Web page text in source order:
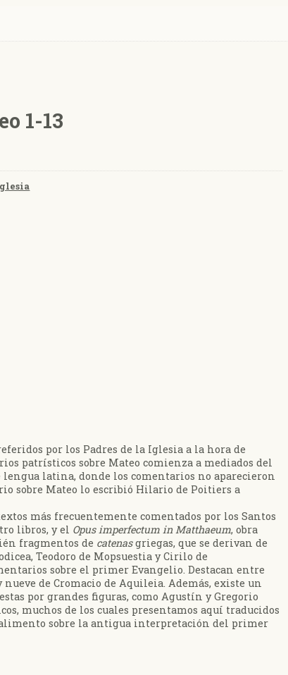
1-13
por los Padres de la Iglesia a la hora de
patrísticos sobre Mateo comienza a mediados del
latina, donde los comentarios no aparecieron
sobre Mateo lo escribió Hilario de Poitiers a
más frecuentemente comentados por los Santos
libros, y el Opus imperfectum in Matthaeum, obra
fragmentos de catenasgriegas, que se derivan de
Teodoro de Mopsuestia y Cirilo de
sobre el primer Evangelio. Destacan entre
de Cromacio de Aquileia. Además, existe un
por grandes figuras, como Agustín y Gregorio
muchos de los cuales presentamos aquí traducidos
sobre la antigua interpretación del primer